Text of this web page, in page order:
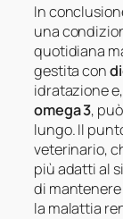
In
una
quotidiana
gestita con
idratazione
omega 3,
lungo. Il
veterinario,
più adatti al
di
la malattia